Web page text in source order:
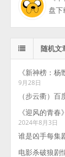
盘下
随机文
《新神榜：
9月28日
（步云衢）
《迎风的青
2024年8月3日
谁是凶手每集
电影杀破狼剧